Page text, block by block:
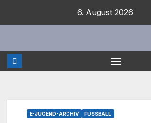
6. August 2026
E-JUGEND-ARCHIV FUSSBALL